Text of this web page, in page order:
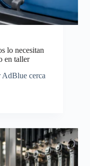
lo necesitan
en taller
AdBlue cerca